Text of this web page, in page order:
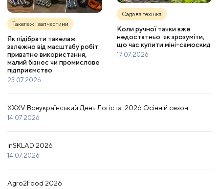
Такелаж і запчастини
Як підібрати такелаж
залежно від масштабу робіт:
приватне використання,
малий бізнес чи промислове
підприємство
23.07.2026
Садова техніка
Коли ручної тачки вже
недостатньо: як зрозуміти,
що час купити міні-самоскид
17.07.2026
XXXV Всеукраїнський День Логіста-2026.Осінній сезон
14.07.2026
inSKLAD 2026
14.07.2026
Agro2Food 2026